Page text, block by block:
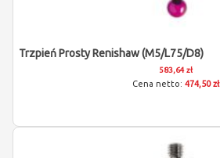
Trzpień Prosty Renishaw (M5/L75/D8)
583,64 zł
474,50 zł